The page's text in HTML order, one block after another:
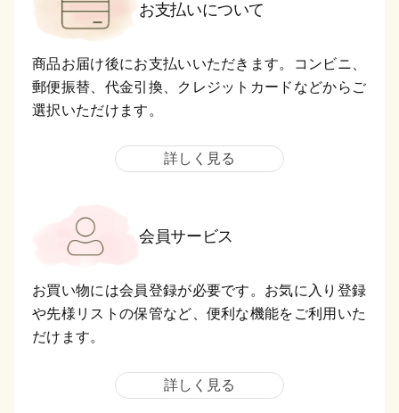
お支払いについて
商品お届け後にお支払いいただきます。コンビニ、
郵便振替、代金引換、クレジットカードなどからご
選択いただけます。
詳しく見る
会員サービス
お買い物には会員登録が必要です。お気に入り登録
や先様リストの保管など、便利な機能をご利用いた
だけます。
詳しく見る